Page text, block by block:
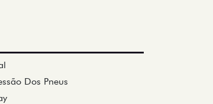
Dos Pneus